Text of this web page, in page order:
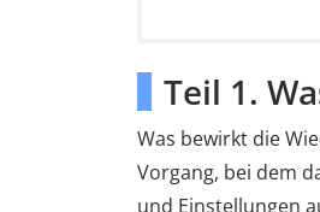
Teil 1.
Was bewirkt die
Vorgang, bei dem
und Einstellungen